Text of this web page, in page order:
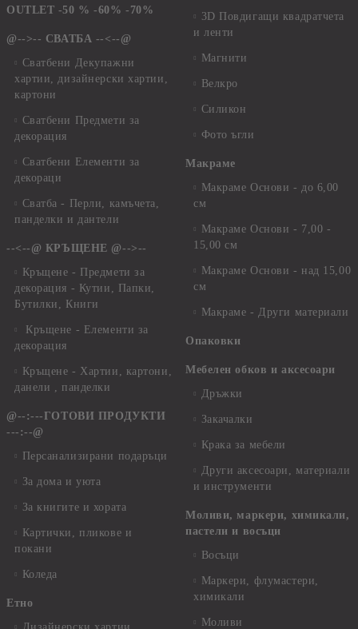
OUTLET -50 % -60% -70%
@-->-- СВАТБА --<--@
Сватбени Декупажни
хартии, дизайнерски хартии,
картони
Сватбени Предмети за
декорация
Сватбени Елементи за
декораци
Сватба - Перли, камъчета,
панделки и дантели
--<--@ КРЪЩЕНЕ @-->--
Кръщене - Предмети за
декорация - Кутии, Папки,
Бутилки, Книги
Кръщене - Елементи за
декорация
Кръщене - Хартии, картони,
данели , панделки
@--:---ГОТОВИ ПРОДУКТИ
---:--@
Персанализирани подаръци
За дома и уюта
За книгите и хората
Картички, пликове и
покани
Коледа
Етно
3D Повдигащи квадратчета
и ленти
Магнити
Велкро
Силикон
Фото ъгли
Макраме
Макраме Основи - до 6,00
см
Макраме Основи - 7,00 -
15,00 см
Макраме Основи - над 15,00
см
Макраме - Други материали
Опаковки
Мебелен обков и аксесоари
Дръжки
Закачалки
Крака за мебели
Други аксесоари, материали
и инструменти
Моливи, маркери, химикали,
пастели и восъци
Восъци
Маркери, флумастери,
химикали
Моливи